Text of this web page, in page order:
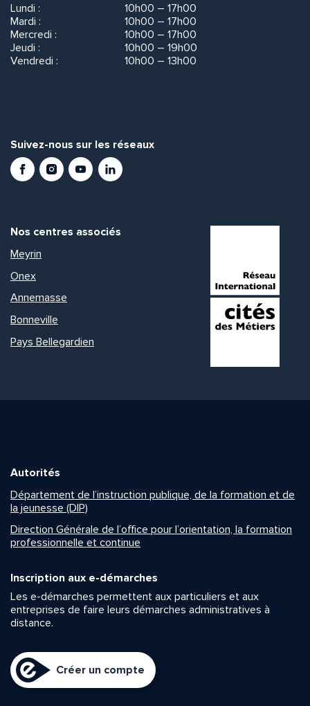
Lundi :
10h00 – 17h00
Mardi :
10h00 – 17h00
Mercredi :
10h00 – 17h00
Jeudi :
10h00 – 19h00
Vendredi :
10h00 – 13h00
Suivez-nous sur les réseaux
FacebookInstagramYoutubeLinkedIn
Nos centres associés
Meyrin
Onex
Annemasse
Bonneville
Pays Bellegardien
Autorités
Département de l’instruction publique, de la formation et de
la jeunesse (DIP)
Direction Générale de l’office pour l’orientation, la formation
professionnelle et continue
Inscription aux e-démarches
Les e-démarches permettent aux particuliers et aux
entreprises de faire leurs démarches administratives à
distance.
Créer un compte